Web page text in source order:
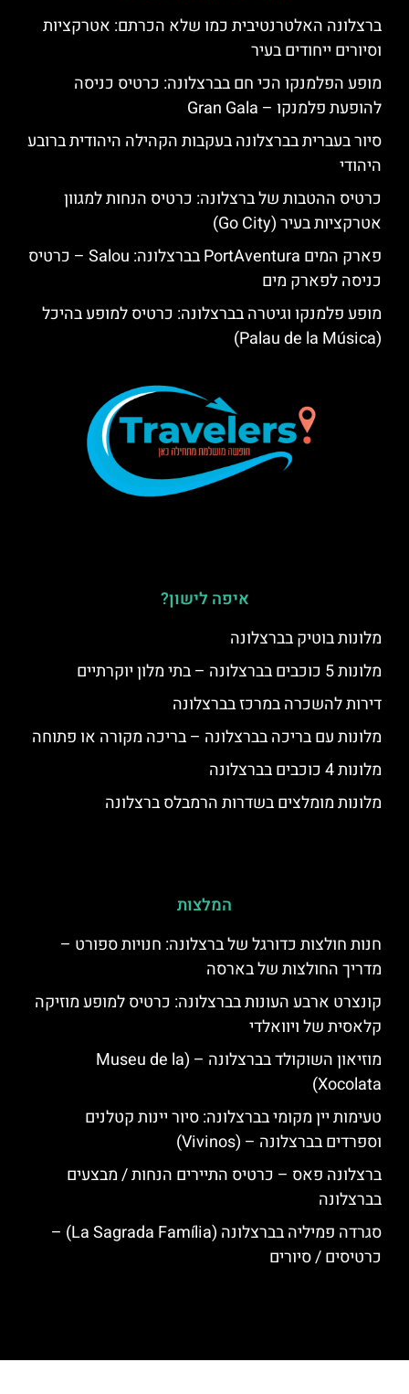
ברצלונה האלטרנטיבית כמו שלא הכרתם: אטרקציות
וסיורים ייחודים בעיר
מופע הפלמנקו הכי חם בברצלונה: כרטיס כניסה
להופעת פלמנקו – Gran Gala
סיור בעברית בברצלונה בעקבות הקהילה היהודית ברובע
היהודי
כרטיס ההטבות של ברצלונה: כרטיס הנחות למגוון
אטרקציות בעיר (Go City)
פארק המים PortAventura בברצלונה: Salou – כרטיס
כניסה לפארק מים
מופע פלמנקו וגיטרה בברצלונה: כרטיס למופע בהיכל
(Palau de la Música)
איפה לישון?
מלונות בוטיק בברצלונה
מלונות 5 כוכבים בברצלונה – בתי מלון יוקרתיים
דירות להשכרה במרכז בברצלונה
מלונות עם בריכה בברצלונה – בריכה מקורה או פתוחה
מלונות 4 כוכבים בברצלונה
מלונות מומלצים בשדרות הרמבלס ברצלונה
המלצות
חנות חולצות כדורגל של ברצלונה: חנויות ספורט –
מדריך החולצות של בארסה
קונצרט ארבע העונות בברצלונה: כרטיס למופע מוזיקה
קלאסית של ויוואלדי
מוזיאון השוקולד בברצלונה – (Museu de la
Xocolata)
טעימות יין מקומי בברצלונה: סיור יינות קטלנים
וספרדים בברצלונה – (Vivinos)
ברצלונה פאס – כרטיס התיירים הנחות / מבצעים
בברצלונה
סגרדה פמיליה בברצלונה (La Sagrada Família) –
כרטיסים / סיורים